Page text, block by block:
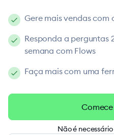
Gere mais vendas com
Responda a perguntas
semana com Flows
Faça mais com uma
Não é